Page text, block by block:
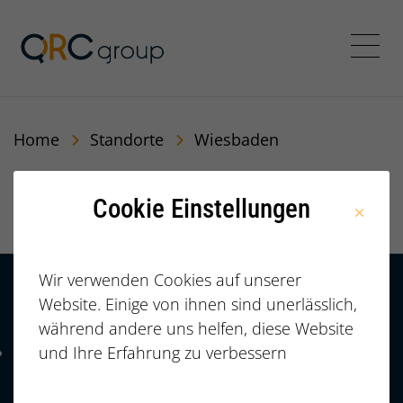
QRC Personalberatung
Home Standorte Wiesbaden
Wiesbaden
Kontakt
+49 (0)
911/23733277
Telefonnummer: 4 9 0 9 1 1 2 3 7 3 3 2 7 7
HÄUFIGE FRAGEN |
FAQ
Cookie Einstellungen
Wir verwenden Cookies auf unserer
Website. Einige von ihnen sind unerlässlich,
während andere uns helfen, diese Website
und Ihre Erfahrung zu verbessern